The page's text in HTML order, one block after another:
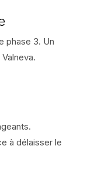
phase 3. Un
à délaisser le